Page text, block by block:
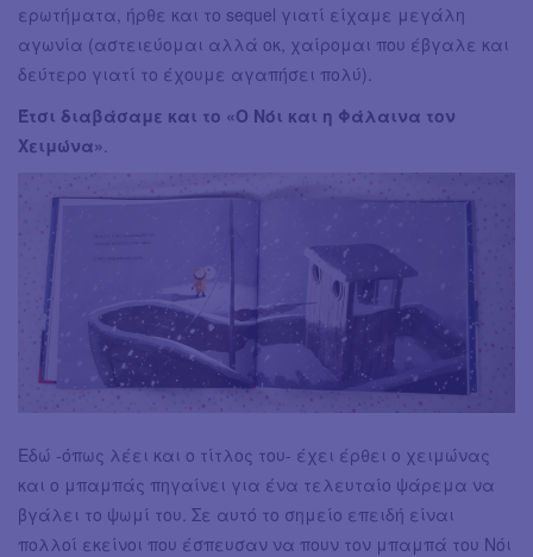
ερωτήματα, ήρθε και το sequel γιατί είχαμε μεγάλη
αγωνία (αστειεύομαι αλλά οκ, χαίρομαι που έβγαλε και
δεύτερο γιατί το έχουμε αγαπήσει πολύ).
Έτσι διαβάσαμε και το «Ο Νόι και η Φάλαινα τον
Χειμώνα»
Εδώ -όπως λέει και ο τίτλος του- έχει έρθει ο χειμώνας
και ο μπαμπάς πηγαίνει για ένα τελευταίο ψάρεμα να
βγάλει το ψωμί του. Σε αυτό το σημείο επειδή είναι
πολλοί εκείνοι που έσπευσαν να πουν τον μπαμπά του Νόι